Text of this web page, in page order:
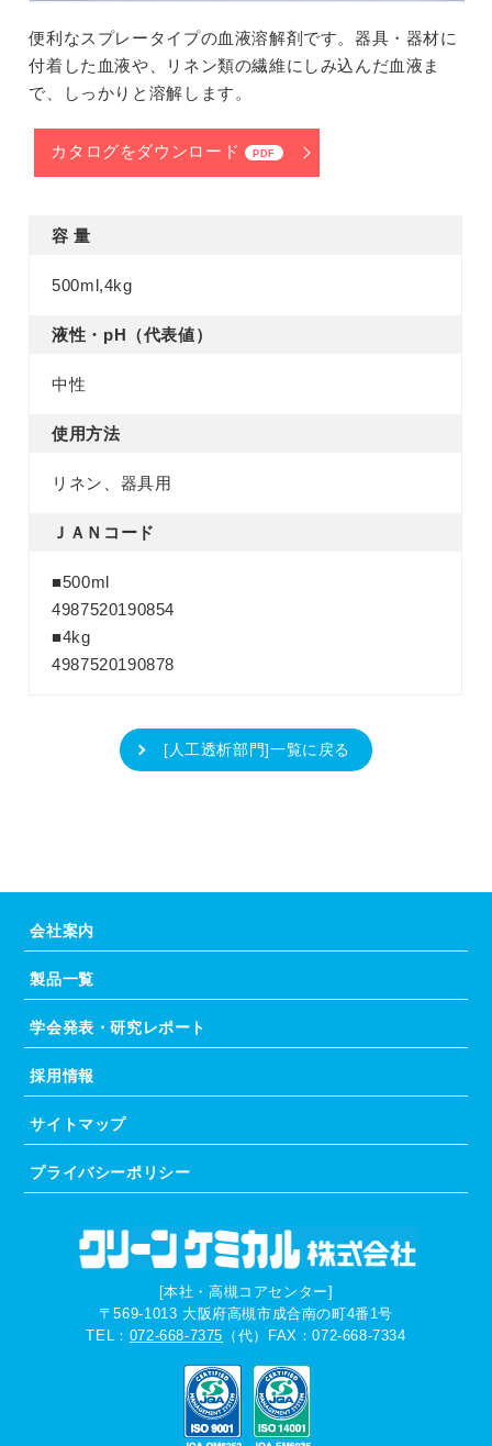
便利なスプレータイプの血液溶解剤です。器具・器材に
付着した血液や、リネン類の繊維にしみ込んだ血液ま
で、しっかりと溶解します。
カタログをダウンロード PDF
容 量
500ml,4kg
液性・pH （代表値）
中性
使用方法
リネン、器具用
ＪＡＮ コード
■500ml
4987520190854
■4kg
4987520190878
[人工透析部門]一覧に戻る
会社案内
製品一覧
学会発表・研究レポート
採用情報
サイトマップ
プライバシーポリシー
[本社・高槻コアセンター]
〒569-1013 大阪府高槻市成合南の町4番1号
TEL： 072-668-7375 （代） FAX：072-668-7334